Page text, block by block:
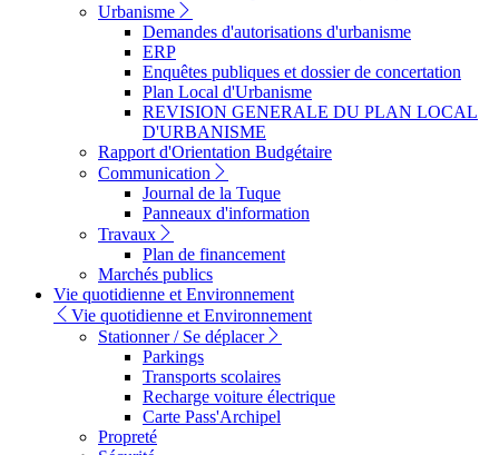
Urbanisme
Demandes d'autorisations d'urbanisme
ERP
Enquêtes publiques et dossier de concertation
Plan Local d'Urbanisme
REVISION GENERALE DU PLAN LOCAL
D'URBANISME
Rapport d'Orientation Budgétaire
Communication
Journal de la Tuque
Panneaux d'information
Travaux
Plan de financement
Marchés publics
Vie quotidienne et Environnement
Vie quotidienne et Environnement
Stationner / Se déplacer
Parkings
Transports scolaires
Recharge voiture électrique
Carte Pass'Archipel
Propreté